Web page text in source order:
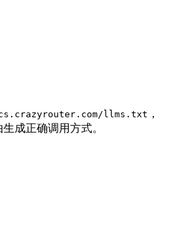
llms.txt ，
成正确调用方式。